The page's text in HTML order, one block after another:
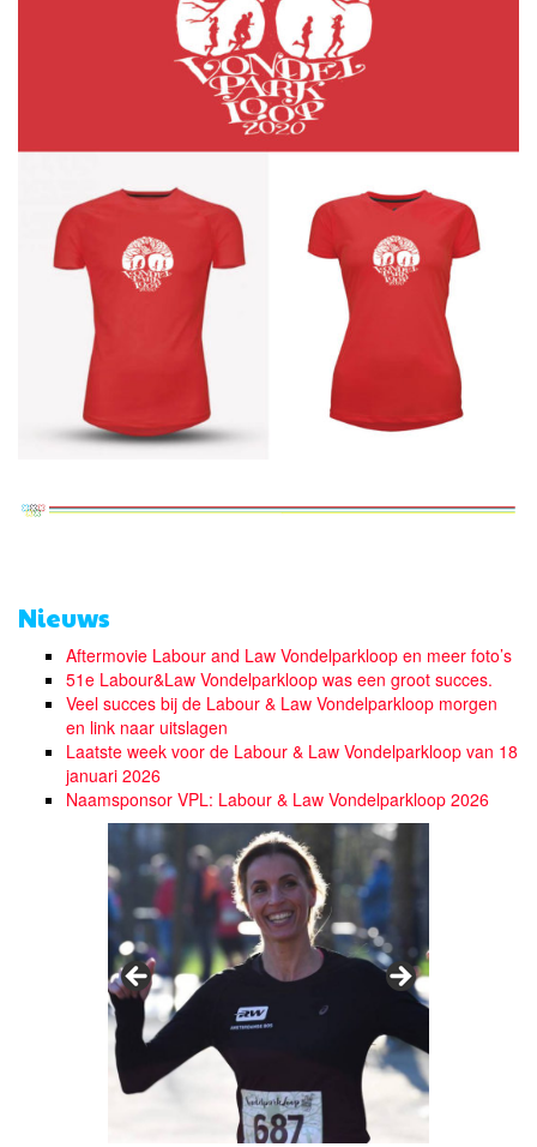
Nieuws
Aftermovie Labour and Law Vondelparkloop en meer foto’s
51e Labour&Law Vondelparkloop was een groot succes.
Veel succes bij de Labour & Law Vondelparkloop morgen
en link naar uitslagen
Laatste week voor de Labour & Law Vondelparkloop van 18
januari 2026
Naamsponsor VPL: Labour & Law Vondelparkloop 2026